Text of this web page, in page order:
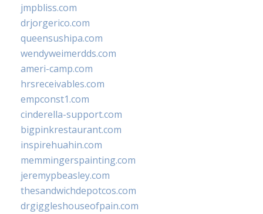
jmpbliss.com
drjorgerico.com
queensushipa.com
wendyweimerdds.com
ameri-camp.com
hrsreceivables.com
empconst1.com
cinderella-support.com
bigpinkrestaurant.com
inspirehuahin.com
memmingerspainting.com
jeremypbeasley.com
thesandwichdepotcos.com
drgiggleshouseofpain.com